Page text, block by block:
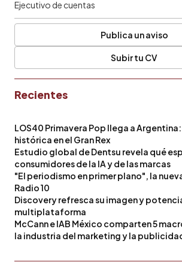
Ejecutivo de cuentas
Publica un aviso
Subir tu CV
Recientes
LOS40 Primavera Pop llega a
histórica en el Gran Rex
Estudio global de Dentsu revela qué
consumidores de la IA y de las marcas
"El periodismo en primer plano", la
Radio 10
Discovery refresca su imagen y
multiplataforma
McCann e IAB México comparten 5
la industria del marketing y la